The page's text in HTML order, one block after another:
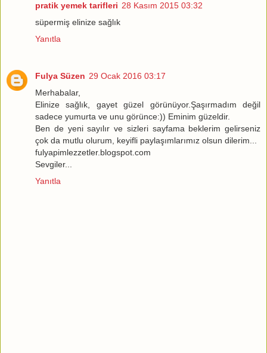
pratik yemek tarifleri 28 Kasım 2015 03:32
süpermiş elinize sağlık
Yanıtla
Fulya Süzen 29 Ocak 2016 03:17
Merhabalar,
Elinize sağlık, gayet güzel görünüyor.Şaşırmadım değil
sadece yumurta ve unu görünce:)) Eminim güzeldir.
Ben de yeni sayılır ve sizleri sayfama beklerim gelirseniz
çok da mutlu olurum, keyifli paylaşımlarımız olsun dilerim...
fulyapimlezzetler.blogspot.com
Sevgiler...
Yanıtla